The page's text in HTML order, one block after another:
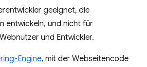
geeignet, die
entwickeln, und nicht für
und Entwickler.
Engine, mit der Webseitencode